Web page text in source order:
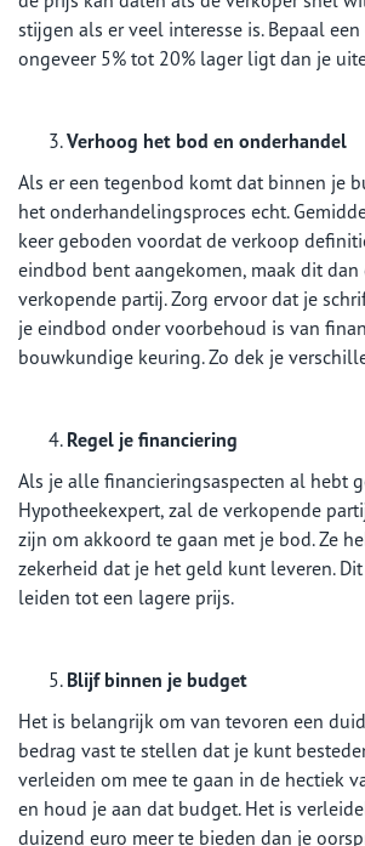
stijgen als er veel interesse is. Bepaal
ongeveer 5% tot 20% lager ligt dan je
Verhoog het bod en onderhandel
Als er een tegenbod komt dat binnen je
het onderhandelingsproces echt.
keer geboden voordat de verkoop
eindbod bent aangekomen, maak dit
verkopende partij. Zorg ervoor dat je
je eindbod onder voorbehoud is van
bouwkundige keuring. Zo dek je
Regel je financiering
Als je alle financieringsaspecten al hebt
Hypotheekexpert, zal de verkopende
zijn om akkoord te gaan met je bod. Ze
zekerheid dat je het geld kunt leveren.
leiden tot een lagere prijs.
Blijf binnen je budget
Het is belangrijk om van tevoren een
bedrag vast te stellen dat je kunt
verleiden om mee te gaan in de hectiek
en houd je aan dat budget. Het is
duizend euro meer te bieden dan je